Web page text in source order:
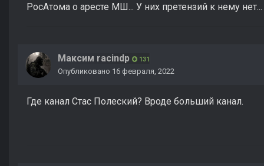
РосАтома о аресте МШ... У них претензий к нему нет...
Максим raсindp 131
Опубликовано 16 февраля, 2022
Где канал Стас Полеский? Вроде больший канал.